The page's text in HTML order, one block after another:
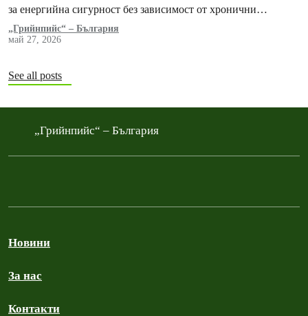
за енергийна сигурност без зависимост от хронични
замърсители
„Грийнпийс“ – България
май 27, 2026
See all posts
„Грийнпийс“ – България
Новини
За нас
Контакти